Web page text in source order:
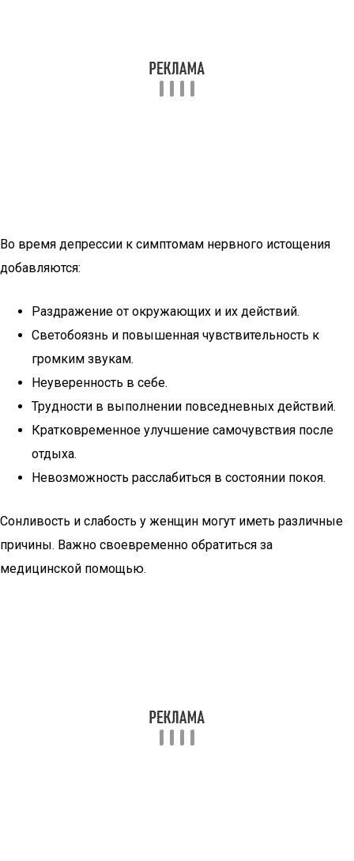
Во время депрессии к симптомам нервного истощения
добавляются:
Раздражение от окружающих и их действий.
Светобоязнь и повышенная чувствительность к
громким звукам.
Неуверенность в себе.
Трудности в выполнении повседневных действий.
Кратковременное улучшение самочувствия после
отдыха.
Невозможность расслабиться в состоянии покоя.
Сонливость и слабость у женщин могут иметь различные
причины. Важно своевременно обратиться за
медицинской помощью.